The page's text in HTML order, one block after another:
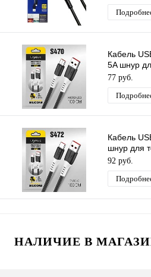
Кабель
5A шнур
длина 1м
77 руб.
Кабель
шнур для
1м
92 руб.
НАЛИЧИЕ В